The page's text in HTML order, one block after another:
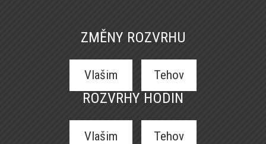
ZMĚNY ROZVRHU
Vlašim Tehov
ROZVRHY HODIN
Vlašim Tehov